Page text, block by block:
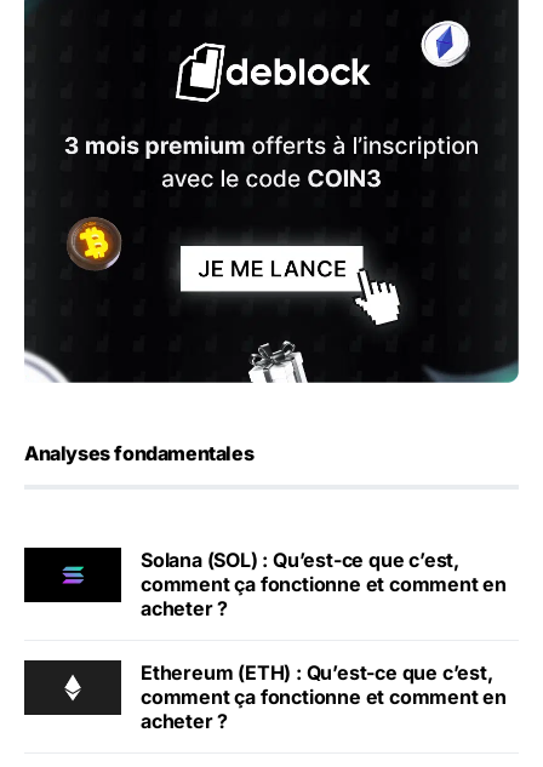
Analyses fondamentales
Solana (SOL) : Qu’est-ce que c’est,
comment ça fonctionne et comment en
acheter ?
Ethereum (ETH) : Qu’est-ce que c’est,
comment ça fonctionne et comment en
acheter ?